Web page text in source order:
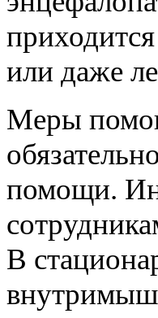
или даже
Меры
помощи.
В